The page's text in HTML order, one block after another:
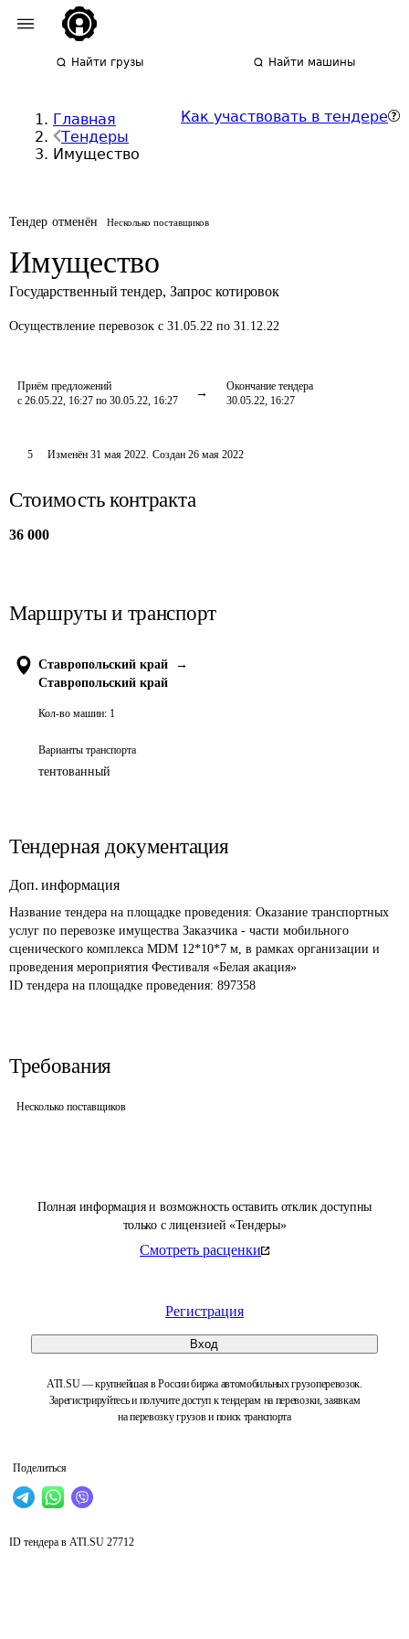
Найти грузы Найти машины
Главная
Тендеры
Имущество
Как участвовать в тендере
Тендер отменён Несколько поставщиков
Имущество
Государственный тендер, Запрос котировок
Осуществление перевозок с 31.05.22 по 31.12.22
Приём предложений
с 26.05.22, 16:27 по 30.05.22, 16:27
Окончание тендера
30.05.22, 16:27
Полная информация и возможность оставить отклик доступны
только с лицензией «Тендеры»
Смотреть расценки
Регистрация
Вход
ATI.SU — крупнейшая в России биржа автомобильных грузоперевозок.
Зарегистрируйтесь и получите доступ к тендерам на перевозки, заявкам
на перевозку грузов и поиск транспорта
Поделиться
5 Изменён 31 мая 2022. Создан 26 мая 2022
Стоимость контракта
36 000
Маршруты и транспорт
Ставропольский край
→
Ставропольский край
Кол-во машин: 1
Варианты транспорта
тентованный
Тендерная документация
Доп. информация
Название тендера на площадке проведения: Оказание транспортных
услуг по перевозке имущества Заказчика - части мобильного
сценического комплекса MDM 12*10*7 м, в рамках организации и
проведения мероприятия Фестиваля «Белая акация»
ID тендера на площадке проведения: 897358
Требования
Несколько поставщиков
ID тендера в ATI.SU 27712